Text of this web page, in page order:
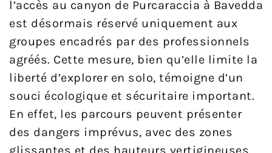
l’accès au canyon de Purcaraccia à Bavedda
est désormais réservé uniquement aux
groupes encadrés par des professionnels
agréés. Cette mesure, bien qu’elle limite la
liberté d’explorer en solo, témoigne d’un
souci écologique et sécuritaire important.
En effet, les parcours peuvent présenter
des dangers imprévus, avec des zones
glissantes et des hauteurs vertigineuses,